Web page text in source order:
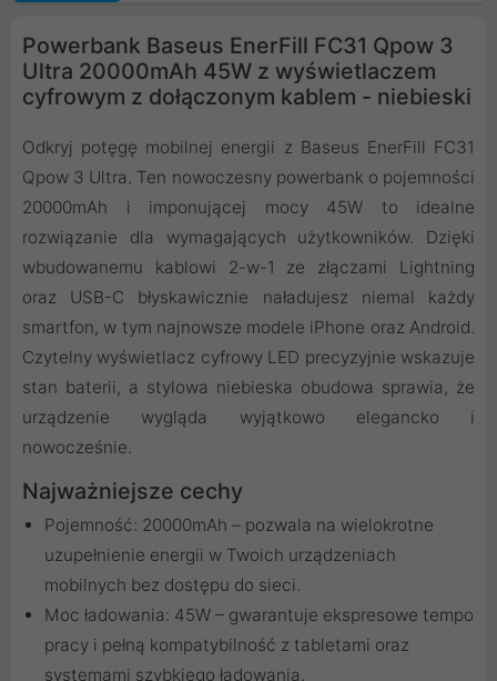
Powerbank Baseus EnerFill FC31 Qpow 3
Ultra 20000mAh 45W z wyświetlaczem
cyfrowym z dołączonym kablem - niebieski
Odkryj potęgę mobilnej energii z Baseus EnerFill FC31
Qpow 3 Ultra. Ten nowoczesny powerbank o pojemności
20000mAh i imponującej mocy 45W to idealne
rozwiązanie dla wymagających użytkowników. Dzięki
wbudowanemu kablowi 2-w-1 ze złączami Lightning
oraz USB-C błyskawicznie naładujesz niemal każdy
smartfon, w tym najnowsze modele iPhone oraz Android.
Czytelny wyświetlacz cyfrowy LED precyzyjnie wskazuje
stan baterii, a stylowa niebieska obudowa sprawia, że
urządzenie wygląda wyjątkowo elegancko i
nowocześnie.
Najważniejsze cechy
Pojemność: 20000mAh – pozwala na wielokrotne
uzupełnienie energii w Twoich urządzeniach
mobilnych bez dostępu do sieci.
Moc ładowania: 45W – gwarantuje ekspresowe tempo
pracy i pełną kompatybilność z tabletami oraz
systemami szybkiego ładowania.